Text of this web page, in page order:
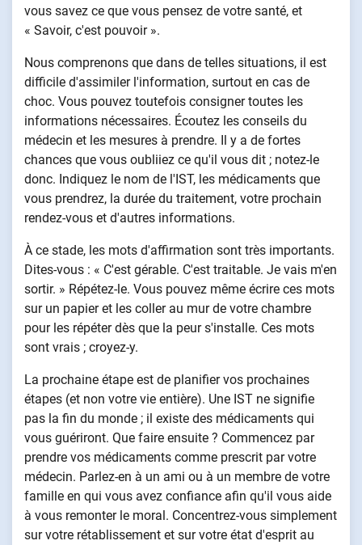
vous savez ce que vous pensez de votre santé, et
« Savoir, c'est pouvoir ».
Nous comprenons que dans de telles situations, il est
difficile d'assimiler l'information, surtout en cas de
choc. Vous pouvez toutefois consigner toutes les
informations nécessaires. Écoutez les conseils du
médecin et les mesures à prendre. Il y a de fortes
chances que vous oubliiez ce qu'il vous dit ; notez-le
donc. Indiquez le nom de l'IST, les médicaments que
vous prendrez, la durée du traitement, votre prochain
rendez-vous et d'autres informations.
À ce stade, les mots d'affirmation sont très importants.
Dites-vous : « C'est gérable. C'est traitable. Je vais m'en
sortir. » Répétez-le. Vous pouvez même écrire ces mots
sur un papier et les coller au mur de votre chambre
pour les répéter dès que la peur s'installe. Ces mots
sont vrais ; croyez-y.
La prochaine étape est de planifier vos prochaines
étapes (et non votre vie entière). Une IST ne signifie
pas la fin du monde ; il existe des médicaments qui
vous guériront. Que faire ensuite ? Commencez par
prendre vos médicaments comme prescrit par votre
médecin. Parlez-en à un ami ou à un membre de votre
famille en qui vous avez confiance afin qu'il vous aide
à vous remonter le moral. Concentrez-vous simplement
sur votre rétablissement et sur votre état d'esprit au